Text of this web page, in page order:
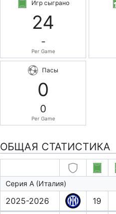
Игр сыграно
24
-
Per Game
Пасы
0
0
Per Game
ОБЩАЯ СТАТИСТИКА
Серия А (Италия)
2025-2026 19